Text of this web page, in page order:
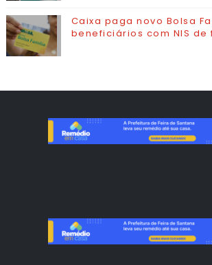
Caixa paga novo Bolsa
beneficiários com NIS de